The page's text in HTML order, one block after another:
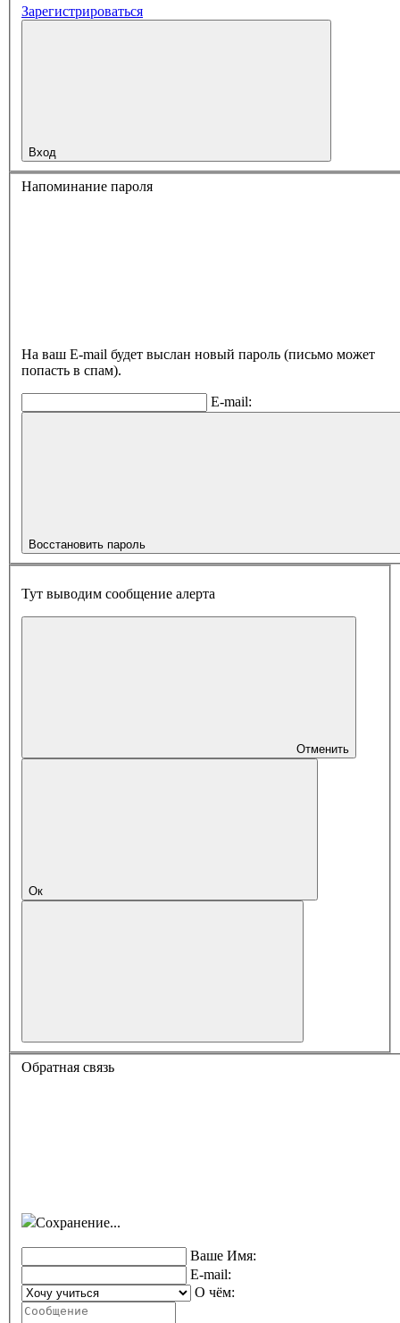
Зарегистрироваться
Вход
Напоминание пароля
На ваш E-mail будет выслан новый пароль (письмо может
попасть в спам).
E-mail:
Восстановить пароль
Тут выводим сообщение алерта
Отменить
Ок
Обратная связь
Сохранение...
Ваше Имя:
E-mail:
О чём: